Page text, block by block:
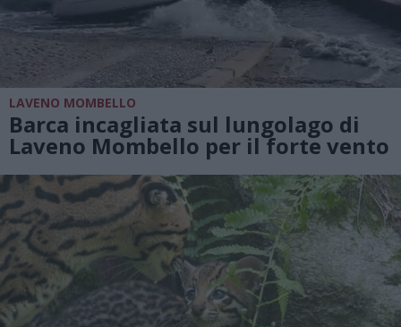
LAVENO MOMBELLO
Barca incagliata sul lungolago di
Laveno Mombello per il forte vento